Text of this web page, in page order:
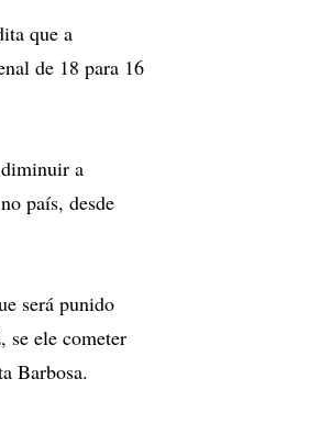
que a
de 18 para 16
a
país, desde
será punido
se ele cometer
Barbosa.